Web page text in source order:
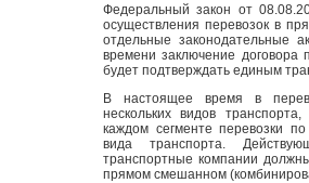
Федеральный закон от
осуществления перевозок в
отдельные законодательные
времени заключение
будет подтверждать единым
В настоящее время в
нескольких видов
каждом сегменте перевозки
вида транспорта.
транспортные компании
прямом смешанном